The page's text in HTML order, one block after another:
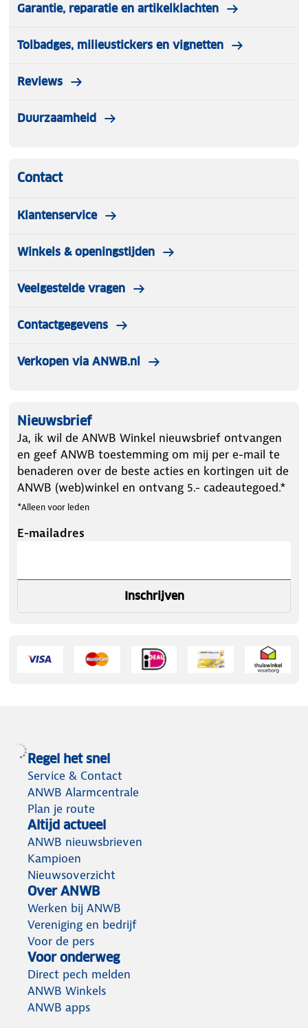
Garantie, reparatie en artikelklachten
Tolbadges, milieustickers en vignetten
Reviews
Duurzaamheid
Contact
Klantenservice
Winkels & openingstijden
Veelgestelde vragen
Contactgegevens
Verkopen via ANWB.nl
Nieuwsbrief
Ja, ik wil de ANWB Winkel nieuwsbrief ontvangen
en geef ANWB toestemming om mij per e-mail te
benaderen over de beste acties en kortingen uit de
ANWB (web)winkel en ontvang 5.- cadeautegoed.*
*Alleen voor leden
E-mailadres
Inschrijven
Regel het snel
Service & Contact
ANWB Alarmcentrale
Plan je route
Altijd actueel
ANWB nieuwsbrieven
Kampioen
Nieuwsoverzicht
Over ANWB
Werken bij ANWB
Vereniging en bedrijf
Voor de pers
Voor onderweg
Direct pech melden
ANWB Winkels
ANWB apps